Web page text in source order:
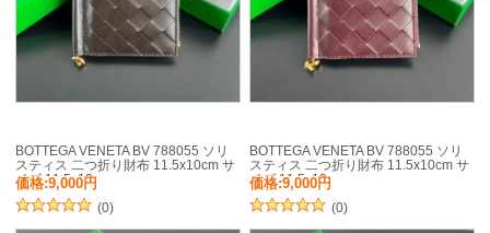
BOTTEGA VENETA BV 788055 ソリ
スティス 二つ折り財布 11.5x10cm サ
イズ:11.5x10cm
価格:9,000円
(0)
BOTTEGA VENETA BV 788055 ソリ
スティス 二つ折り財布 11.5x10cm サ
イズ:11.5x10cm
価格:9,000円
(0)